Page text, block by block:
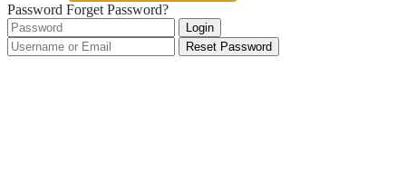
Password Forget Password?
Login
Reset Password